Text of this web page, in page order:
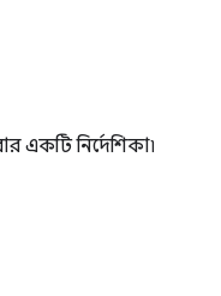
একটি নির্দেশিকা৷